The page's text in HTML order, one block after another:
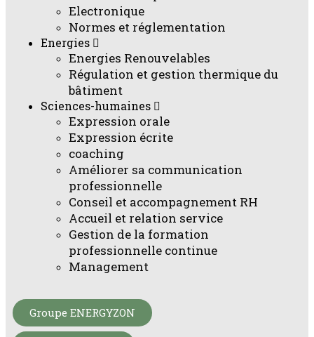
Electronique
Normes et réglementation
Energies
Energies Renouvelables
Régulation et gestion thermique du
bâtiment
Sciences-humaines
Expression orale
Expression écrite
coaching
Améliorer sa communication
professionnelle
Conseil et accompagnement RH
Accueil et relation service
Gestion de la formation
professionnelle continue
Management
Groupe ENERGYZON